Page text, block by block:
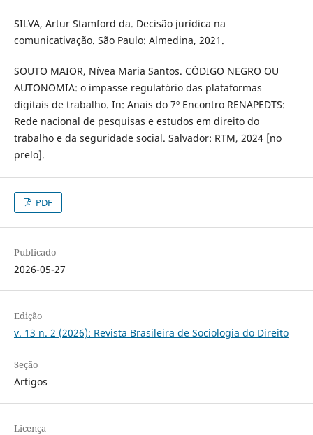
SILVA, Artur Stamford da. Decisão jurídica na
comunicativação. São Paulo: Almedina, 2021.
SOUTO MAIOR, Nívea Maria Santos. CÓDIGO NEGRO OU
AUTONOMIA: o impasse regulatório das plataformas
digitais de trabalho. In: Anais do 7º Encontro RENAPEDTS:
Rede nacional de pesquisas e estudos em direito do
trabalho e da seguridade social. Salvador: RTM, 2024 [no
prelo].
PDF
Publicado
2026-05-27
Edição
v. 13 n. 2 (2026): Revista Brasileira de Sociologia do Direito
Seção
Artigos
Licença